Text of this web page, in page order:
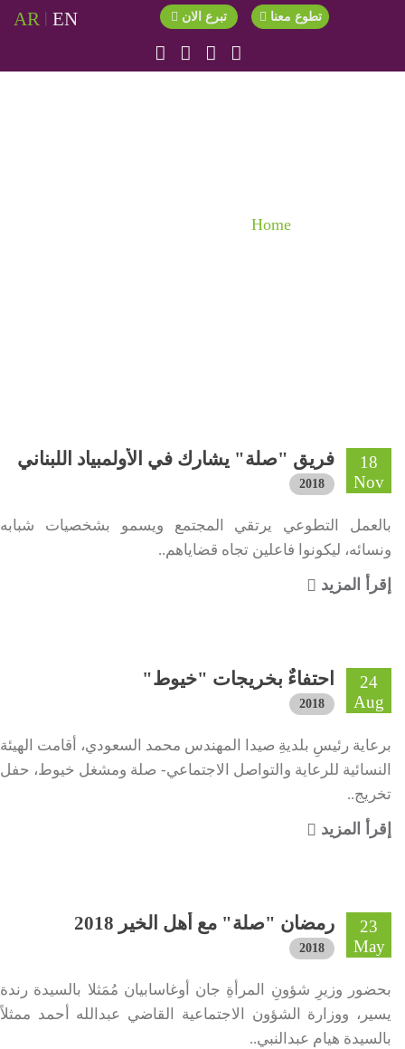
EN
|
AR تطوع معنا تبرع الان
Home
18
Nov
فريق "صلة" يشارك في الأولمبياد اللبناني
2018
بالعمل التطوعي يرتقي المجتمع ويسمو بشخصيات شبابه
ونسائه، ليكونوا فاعلين تجاه قضاياهم..
إقرأ المزيد
24
Aug
احتفاءٌ بخريجات "خيوط"
2018
برعاية رئيسِ بلديةِ صيدا المهندس محمد السعودي، أقامت الهيئة
النسائية للرعاية والتواصل الاجتماعي- صلة ومشغل خيوط، حفل
تخريج..
إقرأ المزيد
23
May
رمضان "صلة" مع أهل الخير 2018
2018
بحضور وزيرِ شؤونِ المرأةِ جان أوغاسابيان مُمَثلا بالسيدة رندة
يسير، ووزارة الشؤون الاجتماعية القاضي عبدالله أحمد ممثلاً
بالسيدة هيام عبدالنبي..